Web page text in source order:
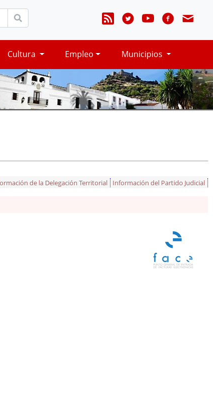
Cultura Empleo Municipios
de la Delegación Territorial Información del Partido Judicial